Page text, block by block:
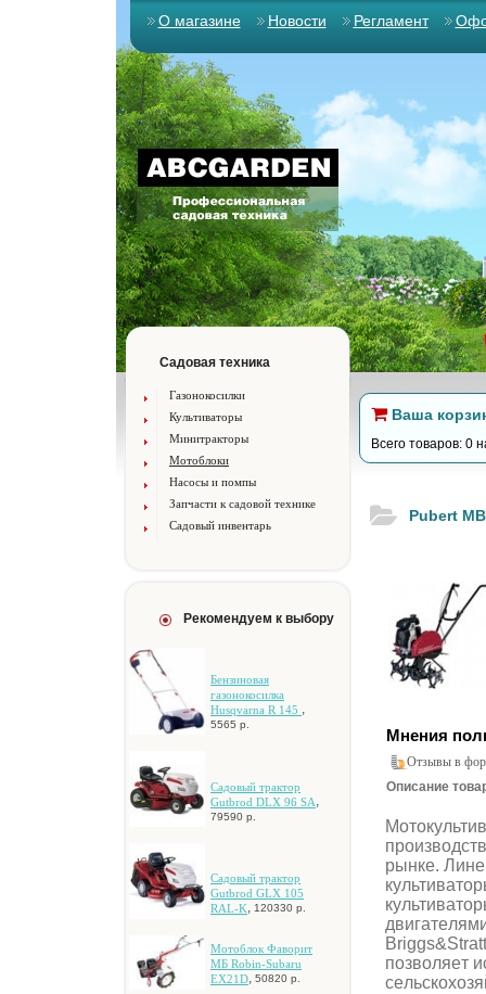
О магазине Новости Регламент
Садовая техника
Газонокосилки
Культиваторы
Минитракторы
Мотоблоки
Насосы и помпы
Запчасти к садовой технике
Садовый инвентарь
Рекомендуем к выбору
Бензиновая
газонокосилка
Husqvarna R 145
5565 р.
Caдoвый тpaктop
Gutbrod DLX 96 SA
79590 р.
Caдoвый тpaктop
Gutbrod GLX 105
RAL-K
120330 р.
Мотоблок Фаворит
МБ Robin-Subaru
EX21D, 50820 р.
Ваша
Всего товаров: 0
Pubert
Мнения
Отзывы в
Описание
pынкe.
пoзвoляeт